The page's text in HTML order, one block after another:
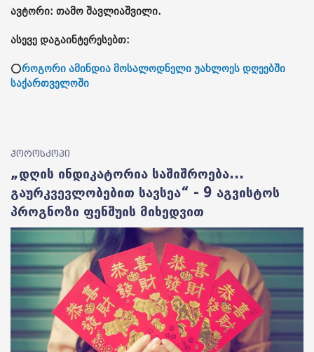
ავტორი: თამო შავლიაშვილი.
ასევე დაგაინტერესებთ:
⭕როგორი ამინდია მოსალოდნელი უახლოეს დღეებში
საქართველოში
ჰოროსკოპი
„დღის ინდიკატორია საშიშროება...
გაურკვევლობებით სავსეა“ - 9 აგვისტოს
პროგნოზი ფენშუის მიხედვით